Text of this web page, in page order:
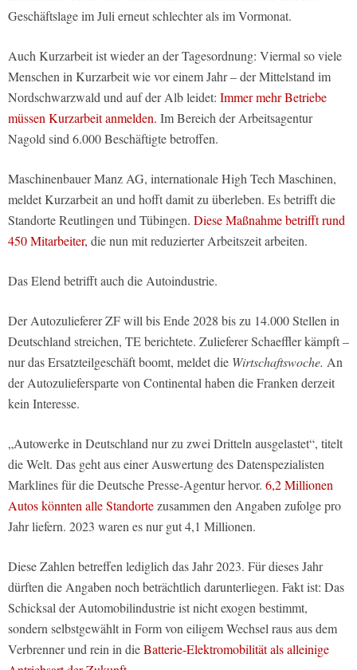
Geschäftslage im Juli erneut schlechter als im Vormonat.
Auch Kurzarbeit ist wieder an der Tagesordnung: Viermal so viele
Menschen in Kurzarbeit wie vor einem Jahr – der Mittelstand im
Nordschwarzwald und auf der Alb leidet: Immer mehr Betriebe
müssen Kurzarbeit anmelden. Im Bereich der Arbeitsagentur
Nagold sind 6.000 Beschäftigte betroffen.
Maschinenbauer Manz AG, internationale High Tech Maschinen,
meldet Kurzarbeit an und hofft damit zu überleben. Es betrifft die
Standorte Reutlingen und Tübingen. Diese Maßnahme betrifft rund
450 Mitarbeiter, die nun mit reduzierter Arbeitszeit arbeiten.
Das Elend betrifft auch die Autoindustrie.
Der Autozulieferer ZF will bis Ende 2028 bis zu 14.000 Stellen in
Deutschland streichen, TE berichtete. Zulieferer Schaeffler kämpft –
nur das Ersatzteilgeschäft boomt, meldet die Wirtschaftswoche. An
der Autozuliefersparte von Continental haben die Franken derzeit
kein Interesse.
„Autowerke in Deutschland nur zu zwei Dritteln ausgelastet“, titelt
die Welt. Das geht aus einer Auswertung des Datenspezialisten
Marklines für die Deutsche Presse-Agentur hervor. 6,2 Millionen
Autos könnten alle Standortezusammen den Angaben zufolge pro
Jahr liefern. 2023 waren es nur gut 4,1 Millionen.
Diese Zahlen betreffen lediglich das Jahr 2023. Für dieses Jahr
dürften die Angaben noch beträchtlich darunterliegen. Fakt ist: Das
Schicksal der Automobilindustrie ist nicht exogen bestimmt,
sondern selbstgewählt in Form von eiligem Wechsel raus aus dem
Verbrenner und rein in dieBatterie-Elektromobilität als alleinige